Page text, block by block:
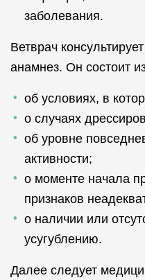
заболевания.
Ветврач
анамнез. Он состоит
об условиях, в
о случаях
об уровне
активности;
о моменте начала
признаков
о наличии или
усугублению.
Далее следует